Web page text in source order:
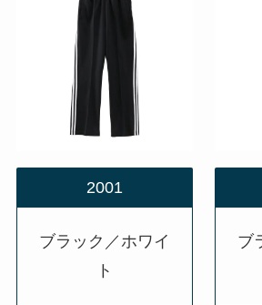
2001
ブラック／ホワイ
ト
ブ